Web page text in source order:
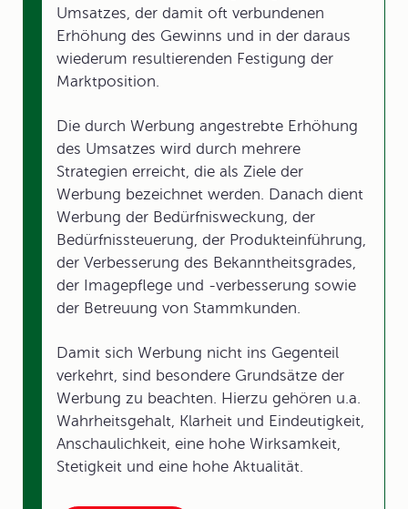
Umsatzes, der damit oft verbundenen
Erhöhung des Gewinns und in der daraus
wiederum resultierenden Festigung der
Marktposition.
Die durch Werbung angestrebte Erhöhung
des Umsatzes wird durch mehrere
Strategien erreicht, die als Ziele der
Werbung bezeichnet werden. Danach dient
Werbung der Bedürfnisweckung, der
Bedürfnissteuerung, der Produkteinführung,
der Verbesserung des Bekanntheitsgrades,
der Imagepflege und -verbesserung sowie
der Betreuung von Stammkunden.
Damit sich Werbung nicht ins Gegenteil
verkehrt, sind besondere Grundsätze der
Werbung zu beachten. Hierzu gehören u.a.
Wahrheitsgehalt, Klarheit und Eindeutigkeit,
Anschaulichkeit, eine hohe Wirksamkeit,
Stetigkeit und eine hohe Aktualität.